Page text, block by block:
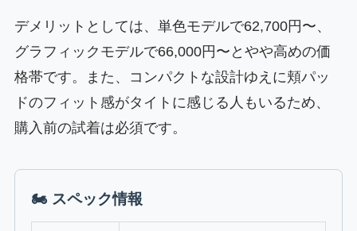
デメリットとしては、単色モデルで62,700円〜、
グラフィックモデルで66,000円〜とやや高めの価
格帯です。また、コンパクトな設計ゆえに頬パッ
ドのフィット感がタイトに感じる人もいるため、
購入前の試着は必須です。
🏍 スペック情報